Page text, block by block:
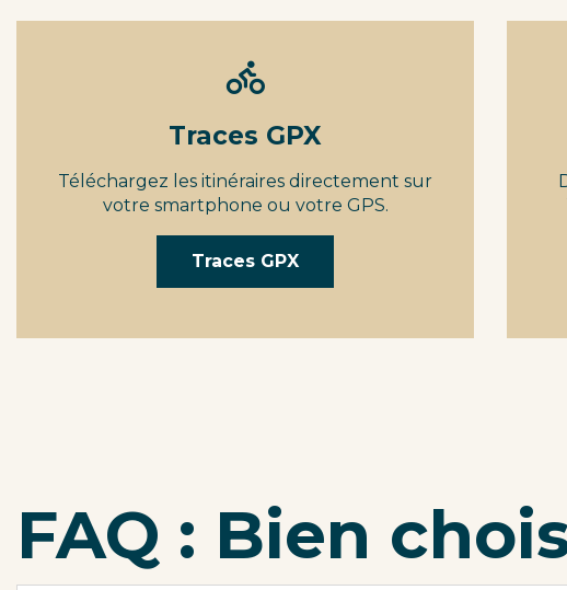
Traces GPX
Téléchargez les itinéraires directement sur
votre smartphone ou votre GPS.
Traces GPX
FAQ : Bien